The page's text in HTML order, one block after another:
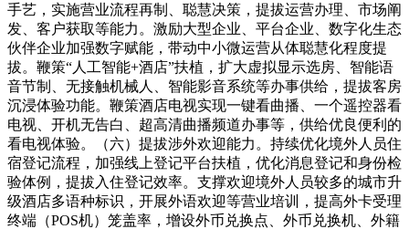
手艺，实施营业流程再制、聪慧决策，提拔运营办理、市场阐
发、客户获取等能力。激励大型企业、平台企业、数字化生态
伙伴企业加强数字赋能，带动中小微运营从体聪慧化程度提
拔。鞭策“人工智能+酒店”扶植，扩大虚拟显示选房、智能语
音节制、无接触机械人、智能影音系统等办事供给，提拔客房
沉浸体验功能。鞭策酒店电视实现一键看曲播、一个遥控器看
电视、开机无告白、超高清曲播频道办事等，供给优良便利的
看电视体验。（六）提拔涉外欢迎能力。持续优化境外人员住
宿登记流程，加强线上登记平台扶植，优化消息登记和身份检
验体例，提拔入住登记效率。支撑欢迎境外人员较多的城市升
级酒店多语种标识，开展外语欢迎等营业培训，提高外卡受理
终端（POS机）笼盖率，增设外币兑换点、外币兑换机、外籍